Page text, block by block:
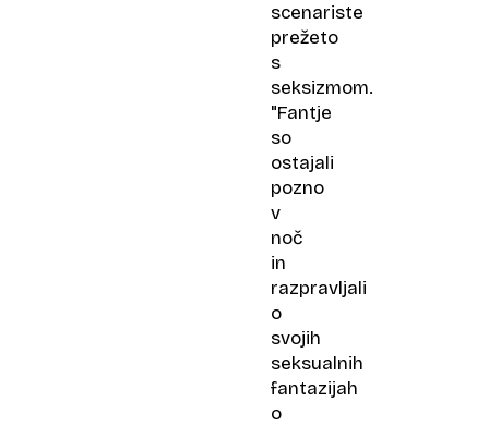
scenariste
prežeto
s
seksizmom.
"Fantje
so
ostajali
pozno
v
noč
in
razpravljali
o
svojih
seksualnih
fantazijah
o